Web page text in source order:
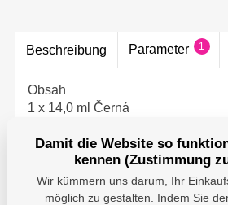
Beschreibung Parameter 1
Obsah
1 x 14,0 ml Černá
Ultrachrome® Hi-Gloss2
Damit die Website so
kennen (Zustimmung
Wir kümmern uns darum, Ihr
möglich zu gestalten. Indem Sie